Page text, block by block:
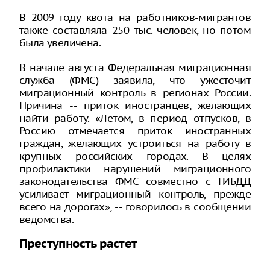
В 2009 году квота на работников-мигрантов
также составляла 250 тыс. человек, но потом
была увеличена.
В начале августа Федеральная миграционная
служба (ФМС) заявила, что ужесточит
миграционный контроль в регионах России.
Причина -- приток иностранцев, желающих
найти работу. «Летом, в период отпусков, в
Россию отмечается приток иностранных
граждан, желающих устроиться на работу в
крупных российских городах. В целях
профилактики нарушений миграционного
законодательства ФМС совместно с ГИБДД
усиливает миграционный контроль, прежде
всего на дорогах», -- говорилось в сообщении
ведомства.
Преступность растет